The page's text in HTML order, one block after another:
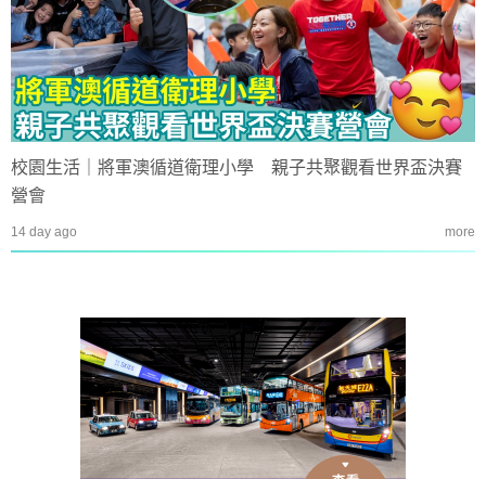
校園生活｜將軍澳循道衛理小學 親子共聚觀看世界盃決賽
營會
14 day ago more